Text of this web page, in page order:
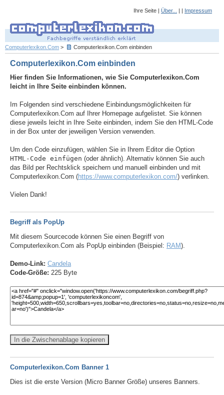
Ihre Seite | Über... | | Impressum
Computerlexikon.Com > Computerlexikon.Com einbinden
Computerlexikon.Com einbinden
Hier finden Sie Informationen, wie Sie Computerlexikon.Com
leicht in Ihre Seite einbinden können.
Im Folgenden sind verschiedene Einbindungsmöglichkeiten für
Computerlexikon.Com auf Ihrer Homepage aufgelistet. Sie können
diese jeweils leicht in Ihre Seite einbinden, indem Sie den HTML-Code
in der Box unter der jeweiligen Version verwenden.
Um den Code einzufügen, wählen Sie in Ihrem Editor die Option
HTML-Code einfügen (oder ähnlich). Alternativ können Sie auch
das Bild per Rechtsklick speichern und manuell einbinden und mit
Computerlexikon.Com (https://www.computerlexikon.com/) verlinken.
Vielen Dank!
Begriff als PopUp
Mit diesem Sourcecode können Sie einen Begriff von
Computerlexikon.Com als PopUp einbinden (Beispiel: RAM).
Demo-Link: Candela
Code-Größe: 225 Byte
In die Zwischenablage kopieren
Computerlexikon.Com Banner 1
Dies ist die erste Version (Micro Banner Größe) unseres Banners.